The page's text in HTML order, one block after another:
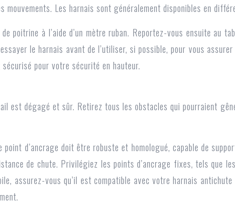
Les harnais sont généralement disponibles en
poitrine à l’aide d’un mètre ruban. Reportez-vous ensuite au
le harnais avant de l’utiliser, si possible, pour vous
pour votre sécurité en hauteur.
est dégagé et sûr. Retirez tous les obstacles qui pourraient
d’ancrage doit être robuste et homologué, capable de
de chute. Privilégiez les points d’ancrage fixes, tels que
assurez-vous qu’il est compatible avec votre harnais